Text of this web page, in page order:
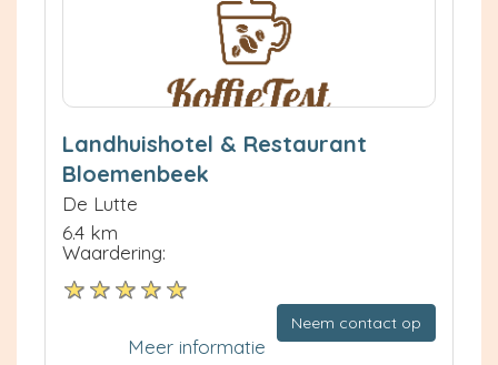
Landhuishotel & Restaurant
Bloemenbeek
De Lutte
6.4 km
Waardering:
Neem contact op
Meer informatie